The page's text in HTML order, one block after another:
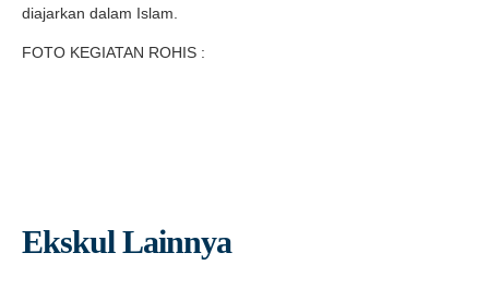
diajarkan dalam Islam.
FOTO KEGIATAN ROHIS :
Ekskul Lainnya